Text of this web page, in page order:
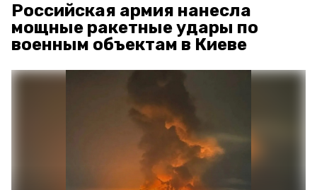
Российская армия нанесла
мощные ракетные удары по
военным объектам в Киеве